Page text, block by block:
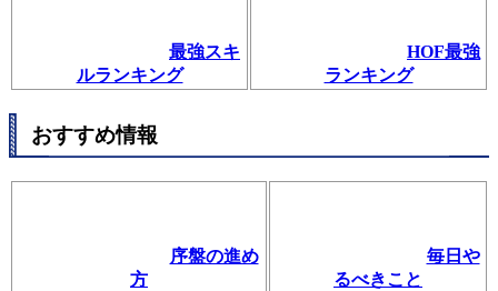
最強スキ
ルランキング
HOF最強
ランキング
おすすめ情報
序盤の進め
方
毎日や
るべきこと